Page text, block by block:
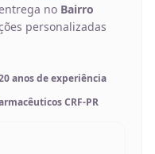
no Bairro
personalizadas
anos de experiência
CRF-PR